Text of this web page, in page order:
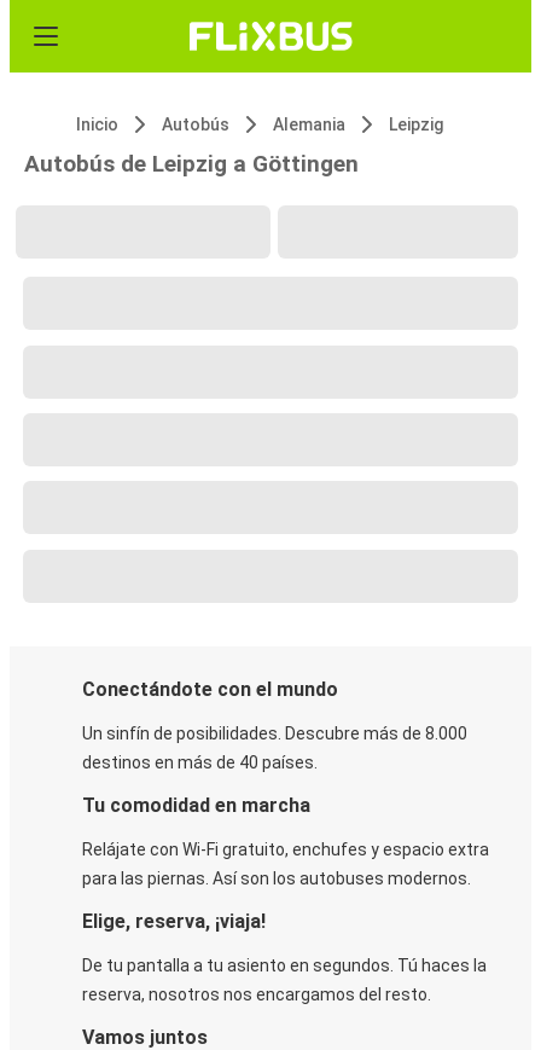
Inicio Autobús Alemania Leipzig
Autobús de Leipzig a Göttingen
Conectándote con el mundo
Un sinfín de posibilidades. Descubre más de 8.000
destinos en más de 40 países.
Tu comodidad en marcha
Relájate con Wi-Fi gratuito, enchufes y espacio extra
para las piernas. Así son los autobuses modernos.
Elige, reserva, ¡viaja!
De tu pantalla a tu asiento en segundos. Tú haces la
reserva, nosotros nos encargamos del resto.
Vamos juntos